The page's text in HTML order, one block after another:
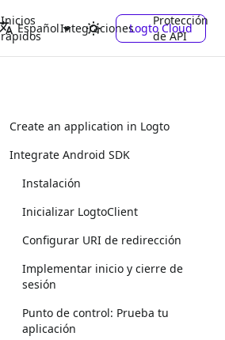
Inicios
rápidos
Integraciones
Protección
de API
Español Logto Cloud
Create an application in Logto
Integrate Android SDK
Instalación
Inicializar LogtoClient
Configurar URI de redirección
Implementar inicio y cierre de
sesión
Punto de control: Prueba tu
aplicación